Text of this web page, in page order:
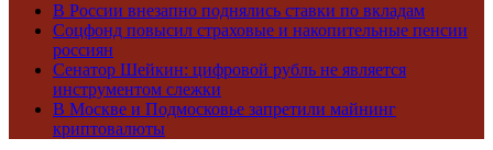
В России внезапно поднялись ставки по вкладам
Соцфонд повысил страховые и накопительные пенсии
россиян
Сенатор Шейкин: цифровой рубль не является
инструментом слежки
В Москве и Подмосковье запретили майнинг
криптовалюты